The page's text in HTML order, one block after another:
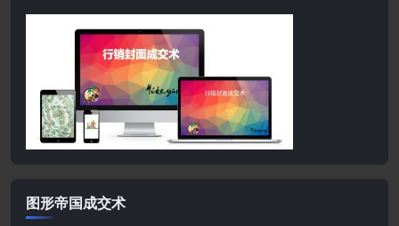
图形帝国成交术